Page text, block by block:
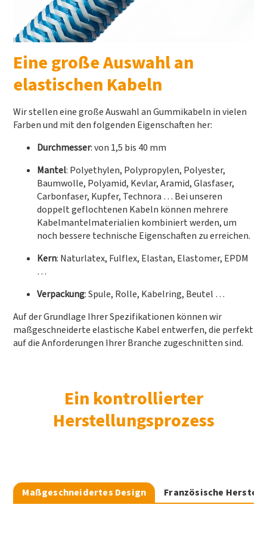
Eine große Auswahl an
elastischen Kabeln
Wir stellen eine große Auswahl an Gummikabeln in vielen
Farben und mit den folgenden Eigenschaften her:
Durchmesser: von 1,5 bis 40 mm
Mantel: Polyethylen, Polypropylen, Polyester,
Baumwolle, Polyamid, Kevlar, Aramid, Glasfaser,
Carbonfaser, Kupfer, Technora … Bei unseren
doppelt geflochtenen Kabeln können mehrere
Kabelmantelmaterialien kombiniert werden, um
noch bessere technische Eigenschaften zu erreichen.
Kern: Naturlatex, Fulflex, Elastan, Elastomer, EPDM
…
Verpackung: Spule, Rolle, Kabelring, Beutel …
Auf der Grundlage Ihrer Spezifikationen können wir
maßgeschneiderte elastische Kabel entwerfen, die perfekt
auf die Anforderungen Ihrer Branche zugeschnitten sind.
Ein kontrollierter
Herstellungsprozess
Maßgeschneidertes Design Französische